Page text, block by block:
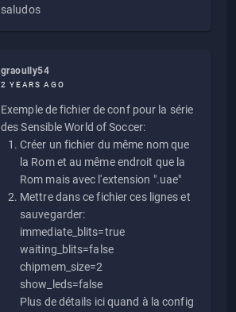
saludos
graoully54
2 YEARS AGO
Exemple de fichier de conf pour la série
des Sensible World of Soccer:
Créer un fichier du même nom que
la Rom et au même endroit que la
Rom mais avec l'extension ".uae"
Mettre dans ce fichier ces lignes et
sauvegarder:
immediate_blits=true
waiting_blits=false
chipmem_size=2
show_leds=false
Plus de détails ici quand à la config